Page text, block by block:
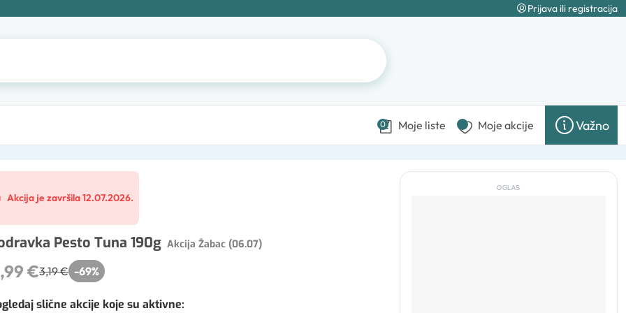
Prijava ili registracija
0 Moje liste Moje akcije Važno
Akcija je završila 12.07.2026.
Pesto Tuna 190g Akcija Žabac (06.07)
€3,19 € -69%
slične akcije koje su aktivne:
OGLAS